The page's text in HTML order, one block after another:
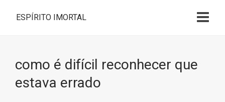
ESPÍRITO IMORTAL
como é difícil reconhecer que
estava errado